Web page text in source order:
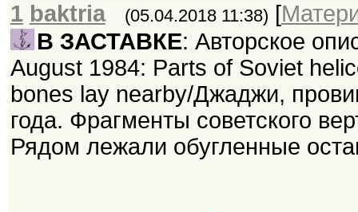
1 baktria (05.04.2018 11:38) [
В ЗАСТАВКЕ: Авторское
August 1984: Parts of Soviet
bones lay nearby/Джаджи,
года. Фрагменты советского
Рядом лежали обугленные